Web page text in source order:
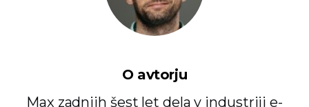
O avtorju
Max zadnjih šest let dela v industriji e-